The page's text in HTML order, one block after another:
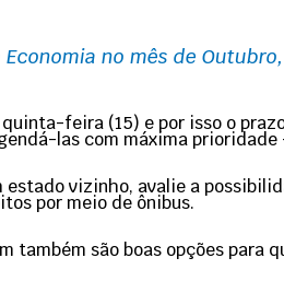
no mês de
feira (15) e por isso o
las com máxima
vizinho, avalie a
por meio de ônibus.
também são boas opções para